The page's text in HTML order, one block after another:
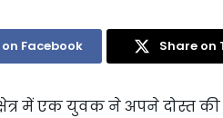
Facebook Share on
में एक युवक ने अपने दोस्त